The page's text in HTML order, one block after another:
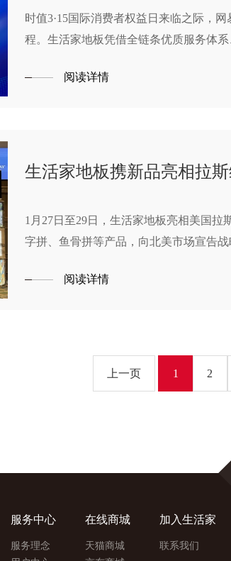
时值3·15国际消费者权益日来临之际，
程。生活家地板凭借全链条优质服务体
阅读详情
生活家地板携新品亮相拉
1月27日至29日，生活家地板亮相美国
字拼、鱼骨拼等产品，向北美市场宣告
阅读详情
上一页 1 2
服务中心
服务理念
在线商城
天猫商城
加入生活家
联系我们